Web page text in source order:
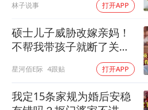
林子说事 打开APP
硕士儿子威胁改嫁亲妈！
不帮我带孩子就断了关
星河佰E际 4跟贴 打开APP
我定15条家规为婚后安稳